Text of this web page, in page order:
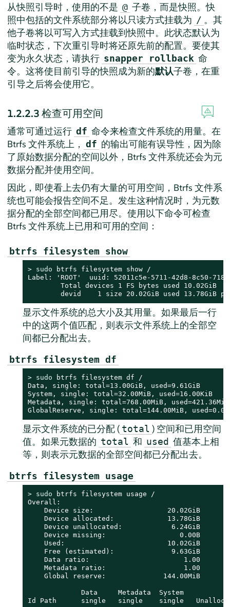
从快照引导时，使用的不是 @ 子卷，而是快照。快
照中包括的文件系统部分将以只读方式挂载为 / 。其
他子卷将以可写入方式挂载到快照中。此状态默认为
临时状态，下次重引导时将还原先前的配置。要使其
变为永久状态，请执行 snapper rollback 命
令。这将使目前引导的快照成为新的默认子卷，在重
引导之后将会使用它。
1.2.2.3检查可用空间
通常可通过运行 df 命令来检查文件系统的用量。在
Btrfs 文件系统上， df 的输出可能有误导性，因为除
了原始数据分配的空间以外，Btrfs 文件系统还会为元
数据分配并使用空间。
因此，即使看上去仍有大量的可用空间，Btrfs 文件系
统也可能会报告空间不足。发生这种情况时，为元数
据分配的全部空间都已用尽。使用以下命令可检查
Btrfs 文件系统上已用和可用的空间：
btrfs filesystem show
> sudo btrfs filesystem show /
Label: 'ROOT'  uuid: 52011c5e-5711-42d8-8c50-
        Total devices 1 FS bytes used 10.02GiB
devid    1 size 20.02GiB used 13.78GiB
显示文件系统的总大小及其用量。如果最后一行
中的这两个值匹配，则表示文件系统上的全部空
间都已分配出去。
btrfs filesystem df
> sudo btrfs filesystem df /
Data, single: total=13.00GiB, used=9.61GiB
System, single: total=32.00MiB, used=16.00KiB
Metadata, single: total=768.00MiB, used=421.36MiB
GlobalReserve, single: total=144.00MiB,
显示文件系统的已分配 ( total ) 空间和已用空间
值。如果元数据的 total 和 used 值基本上相
等，则表示元数据的全部空间都已分配出去。
btrfs filesystem usage
> sudo btrfs filesystem usage /
Overall:
    Device size:                  20.02GiB
    Device allocated:             13.78GiB
    Device unallocated:            6.24GiB
    Device missing:                  0.00B
    Used:                         10.02GiB
Free (estimated):              9.63GiB
    Data ratio:                       1.00
    Metadata ratio:                   1.00
Global reserve:              144.00MiB
             Data     Metadata  System
Id Path      single   single    single